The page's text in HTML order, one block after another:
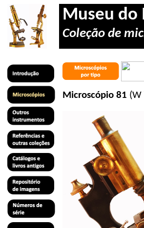
Museu do
Coleção de
Microscópio 81 (W